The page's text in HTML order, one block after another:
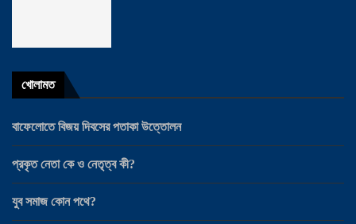
খোলামত
বাফেলোতে বিজয় দিবসের পতাকা উত্তোলন
প্রকৃত নেতা কে ও নেতৃত্ব কী?
যুব সমাজ কোন পথে?